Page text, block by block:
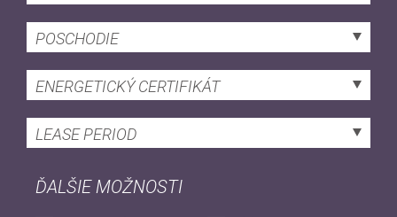
POSCHODIE
ENERGETICKÝ CERTIFIKÁT
LEASE PERIOD
ĎALŠIE MOŽNOSTI